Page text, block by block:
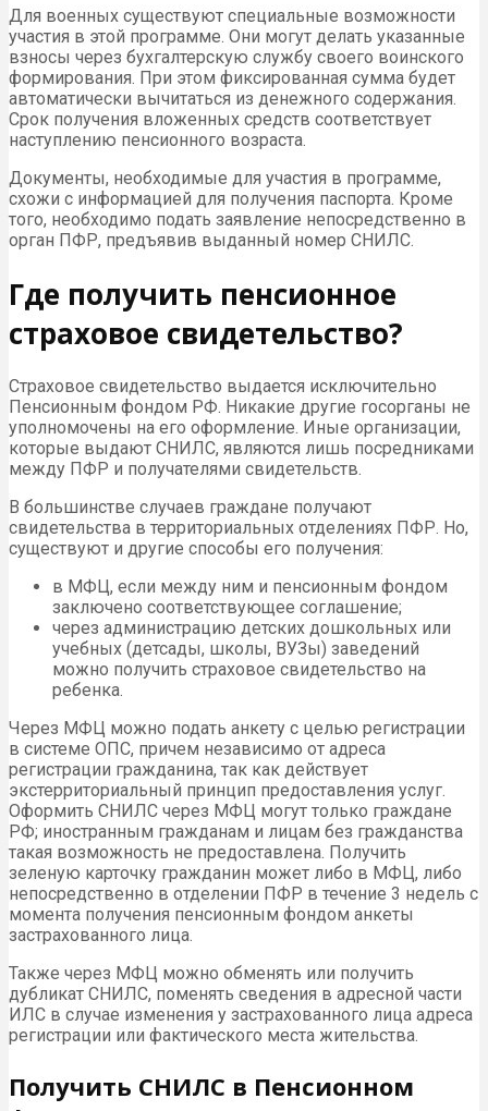
Для военных существуют специальные возможности
участия в этой программе. Они могут делать указанные
взносы через бухгалтерскую службу своего воинского
формирования. При этом фиксированная сумма будет
автоматически вычитаться из денежного содержания.
Срок получения вложенных средств соответствует
наступлению пенсионного возраста.
Документы, необходимые для участия в программе,
схожи с информацией для получения паспорта. Кроме
того, необходимо подать заявление непосредственно в
орган ПФР, предъявив выданный номер СНИЛС.
Где получить пенсионное
страховое свидетельство?
Страховое свидетельство выдается исключительно
Пенсионным фондом РФ. Никакие другие госорганы не
уполномочены на его оформление. Иные организации,
которые выдают СНИЛС, являются лишь посредниками
между ПФР и получателями свидетельств.
В большинстве случаев граждане получают
свидетельства в территориальных отделениях ПФР. Но,
существуют и другие способы его получения:
в МФЦ, если между ним и пенсионным фондом
заключено соответствующее соглашение;
через администрацию детских дошкольных или
учебных (детсады, школы, ВУЗы) заведений
можно получить страховое свидетельство на
ребенка.
Через МФЦ можно подать анкету с целью регистрации
в системе ОПС, причем независимо от адреса
регистрации гражданина, так как действует
экстерриториальный принцип предоставления услуг.
Оформить СНИЛС через МФЦ могут только граждане
РФ; иностранным гражданам и лицам без гражданства
такая возможность не предоставлена. Получить
зеленую карточку гражданин может либо в МФЦ, либо
непосредственно в отделении ПФР в течение 3 недель с
момента получения пенсионным фондом анкеты
застрахованного лица.
Также через МФЦ можно обменять или получить
дубликат СНИЛС, поменять сведения в адресной части
ИЛС в случае изменения у застрахованного лица адреса
регистрации или фактического места жительства.
Получить СНИЛС в Пенсионном